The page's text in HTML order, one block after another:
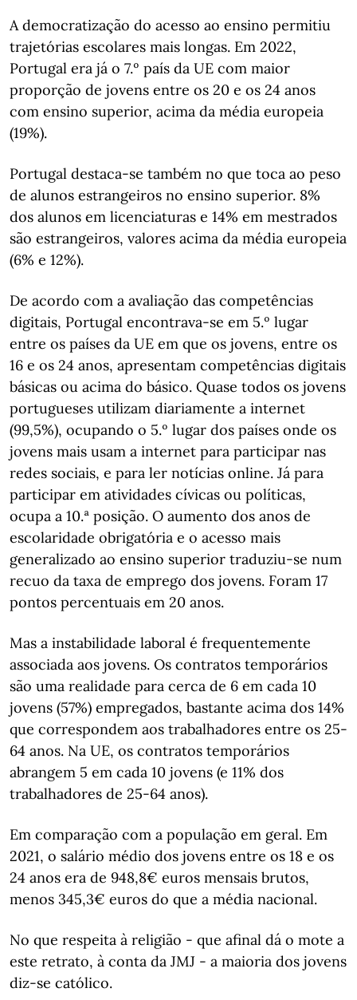
A democratização do acesso ao ensino permitiu
trajetórias escolares mais longas. Em 2022,
Portugal era já o 7.º país da UE com maior
proporção de jovens entre os 20 e os 24 anos
com ensino superior, acima da média europeia
(19%).
Portugal destaca-se também no que toca ao peso
de alunos estrangeiros no ensino superior. 8%
dos alunos em licenciaturas e 14% em mestrados
são estrangeiros, valores acima da média europeia
(6% e 12%).
De acordo com a avaliação das competências
digitais, Portugal encontrava-se em 5.º lugar
entre os países da UE em que os jovens, entre os
16 e os 24 anos, apresentam competências digitais
básicas ou acima do básico. Quase todos os jovens
portugueses utilizam diariamente a internet
(99,5%), ocupando o 5.º lugar dos países onde os
jovens mais usam a internet para participar nas
redes sociais, e para ler notícias online. Já para
participar em atividades cívicas ou políticas,
ocupa a 10.ª posição. O aumento dos anos de
escolaridade obrigatória e o acesso mais
generalizado ao ensino superior traduziu-se num
recuo da taxa de emprego dos jovens. Foram 17
pontos percentuais em 20 anos.
Mas a instabilidade laboral é frequentemente
associada aos jovens. Os contratos temporários
são uma realidade para cerca de 6 em cada 10
jovens (57%) empregados, bastante acima dos 14%
que correspondem aos trabalhadores entre os 25-
64 anos. Na UE, os contratos temporários
abrangem 5 em cada 10 jovens (e 11% dos
trabalhadores de 25-64 anos).
Em comparação com a população em geral. Em
2021, o salário médio dos jovens entre os 18 e os
24 anos era de 948,8€ euros mensais brutos,
menos 345,3€ euros do que a média nacional.
No que respeita à religião - que afinal dá o mote a
este retrato, à conta da JMJ - a maioria dos jovens
diz-se católico.